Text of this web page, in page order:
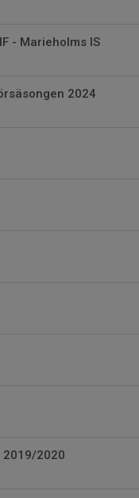
- Marieholms IS
2024
2019/2020